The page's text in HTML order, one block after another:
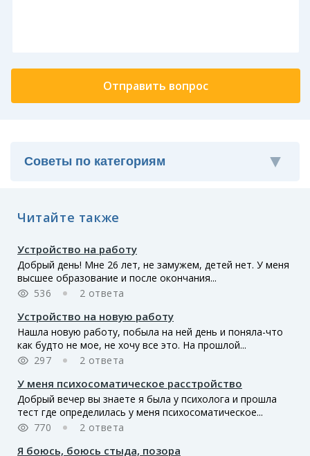
Читайте также
Устройство на работу
Добрый день! Мне 26 лет, не замужем, детей нет. У меня
высшее образование и после окончания...
536
2 ответа
Устройство на новую работу
Нашла новую работу, побыла на ней день и поняла-что
как будто не мое, не хочу все это. На прошлой...
297
2 ответа
У меня психосоматическое расстройство
Добрый вечер вы знаете я была у психолога и прошла
тест где определилась у меня психосоматическое...
770
2 ответа
Я боюсь, боюсь стыда, позора